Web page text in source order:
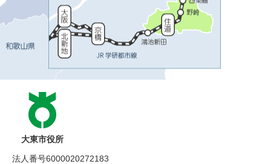
大東市役所
法人番号6000020272183